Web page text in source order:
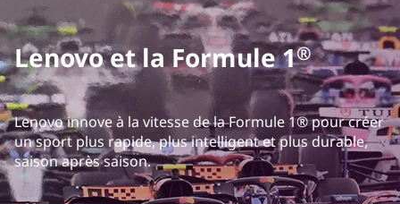
Lenovo et la Formule 1®
Lenovo innove à la vitesse de la Formule 1® pour créer
un sport plus rapide, plus intelligent et plus durable,
saison après saison.